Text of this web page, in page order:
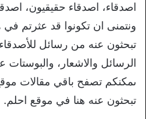
اصدقاء، اصدقاء حقيقيون،
ونتمنى ان تكونوا قد عثرتم في
تبحثون عنه من رسائل للأصدقاء
الرسائل والاشعار، والبوستات
ىمكنكم تصفح باقي مقالات
تبحثون عنه هنا في موقع احلم.